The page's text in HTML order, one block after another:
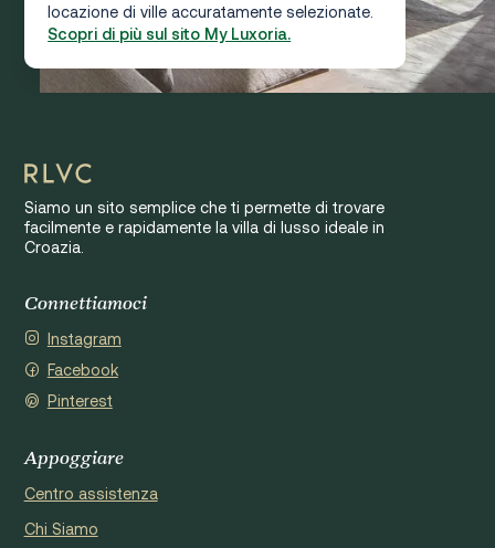
locazione di ville accuratamente selezionate.
Scopri di più sul sito My Luxoria.
Siamo un sito semplice che ti permette di trovare
facilmente e rapidamente la villa di lusso ideale in
Croazia.
Connettiamoci
Instagram
Facebook
Pinterest
Appoggiare
Centro assistenza
Chi Siamo